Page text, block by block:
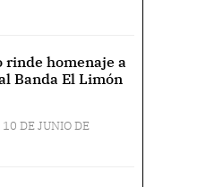
rinde homenaje a
Banda El Limón
DE JUNIO DE